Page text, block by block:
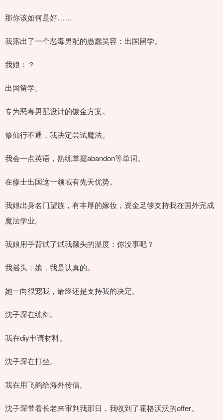
那你该如何是好……
我露出了一个恶毒男配的愚蠢笑容：出国留学。
我娘：？
出国留学。
专为恶毒男配设计的镀金方案。
修仙行不通，我决定尝试魔法。
我会一点英语，熟练掌握abandon等单词。
在修士出国这一领域有先天优势。
我娘出身名门望族，有丰厚的嫁妆，资金足够支持我在国外完成
魔法学业。
我娘用手背试了试我额头的温度：你没事吧？
我摇头：娘，我是认真的。
她一向很宠我，最终还是支持我的决定。
沈子琛在练剑。
我在diy申请材料。
沈子琛在打坐。
我在用飞鸽给海外传信。
沈子琛带着长老来审判我那日，我收到了霍格沃沃的offer。